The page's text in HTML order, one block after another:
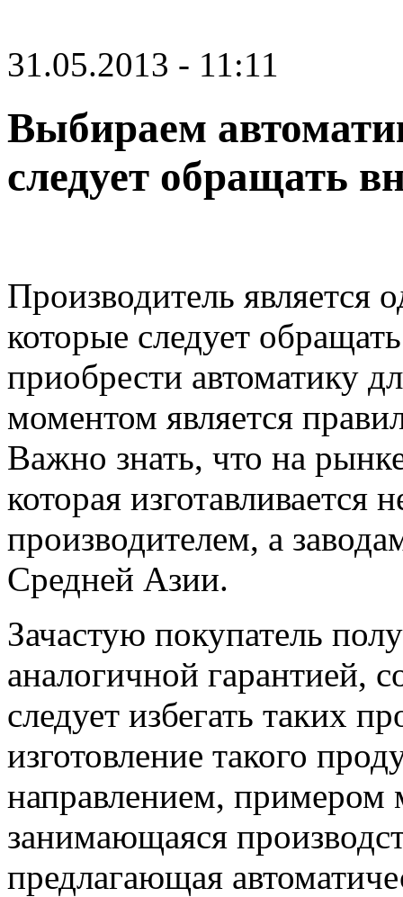
31.05.2013 - 11:11
Выбираем
следует обращать
Производитель
которые следует
приобрести автоматику
моментом является
Важно знать, что на
которая изготавливается
производителем, а
Средней Азии.
Зачастую покупатель
аналогичной гарантией,
следует избегать таких
изготовление такого
направлением, примером
занимающаяся
предлагающая